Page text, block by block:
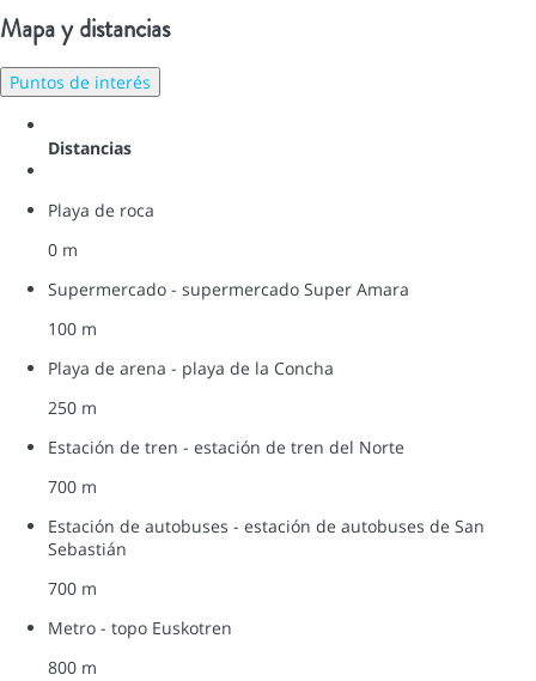
Mapa y distancias
Puntos de interés
Distancias
Playa de roca
0 m
Supermercado - supermercado Super Amara
100 m
Playa de arena - playa de la Concha
250 m
Estación de tren - estación de tren del Norte
700 m
Estación de autobuses - estación de autobuses de San
Sebastián
700 m
Metro - topo Euskotren
800 m